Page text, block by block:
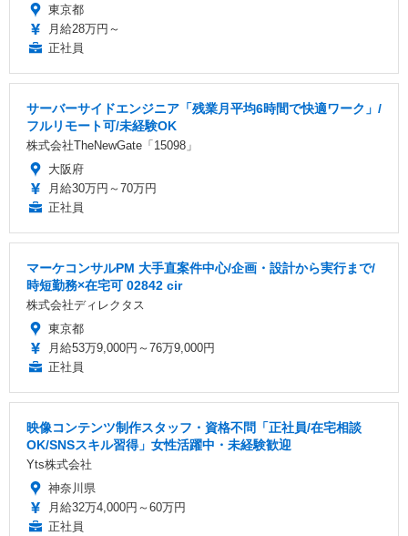
東京都
月給28万円～
正社員
サーバーサイドエンジニア「残業月平均6時間で快適ワーク」/
フルリモート可/未経験OK
株式会社TheNewGate「15098」
大阪府
月給30万円～70万円
正社員
マーケコンサルPM 大手直案件中心/企画・設計から実行まで/
時短勤務×在宅可 02842 cir
株式会社ディレクタス
東京都
月給53万9,000円～76万9,000円
正社員
映像コンテンツ制作スタッフ・資格不問「正社員/在宅相談
OK/SNSスキル習得」女性活躍中・未経験歓迎
Yts株式会社
神奈川県
月給32万4,000円～60万円
正社員